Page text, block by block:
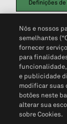
Definições
Política de
Não Venda
Nós e nossos
semelhantes
fornecer
para
e publicidade
modificar suas
botões neste
alterar sua
sobre Cookies.